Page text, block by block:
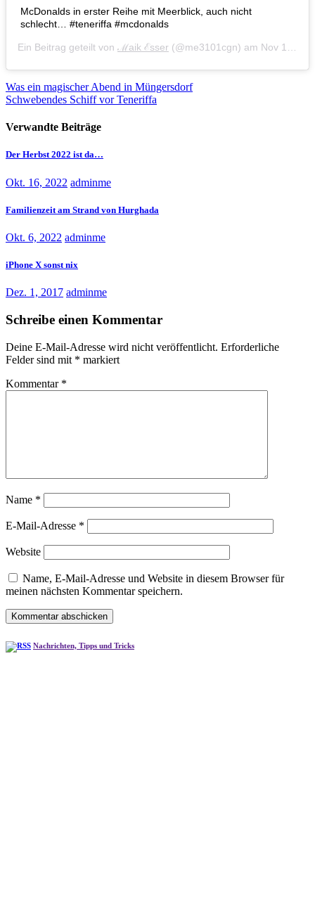
McDonalds in erster Reihe mit Meerblick, auch nicht
schlecht… #teneriffa #mcdonalds
Ein Beitrag geteilt von ℳaik ℰsser (@me3101cgn) am Nov 16, 2017 um 9:49 PST
Beitragsnavigation
Was ein magischer Abend in Müngersdorf
Schwebendes Schiff vor Teneriffa
Verwandte Beiträge
Der Herbst 2022 ist da…
Okt. 16, 2022 adminme
Familienzeit am Strand von Hurghada
Okt. 6, 2022 adminme
iPhone X sonst nix
Dez. 1, 2017 adminme
Schreibe einen Kommentar
Deine E-Mail-Adresse wird nicht veröffentlicht. Erforderliche
Felder sind mit * markiert
Kommentar *
Name *
E-Mail-Adresse *
Website
Name, E-Mail-Adresse und Website in diesem Browser für
meinen nächsten Kommentar speichern.
Nachrichten, Tipps und Tricks